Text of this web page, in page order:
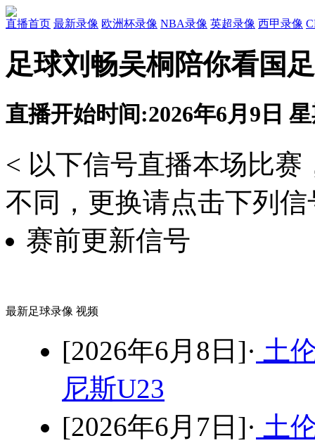
直播首页 最新录像 欧洲杯录像 NBA录像 英超录像 西甲录像
足球刘畅吴桐陪你看国
直播开始时间:2026年6月9日
< 以下信号直播本场比
不同，更换请点击下列信
赛前更新信号
最新足球录像 视频
[2026年6月8日]· 土
尼斯U23
[2026年6月7日]· 土